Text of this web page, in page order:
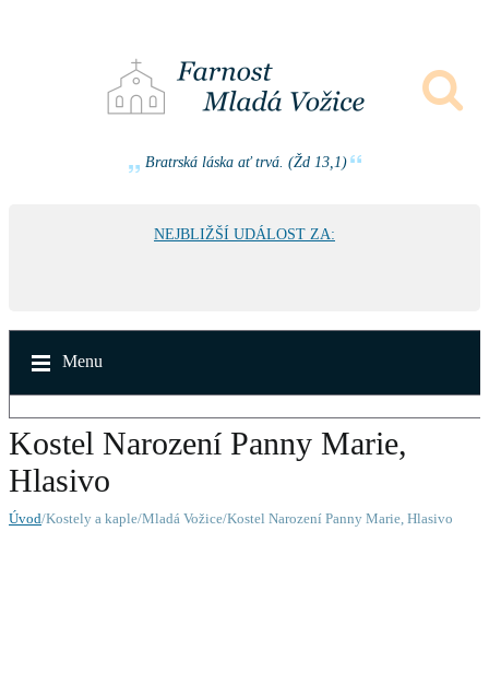
Bratrská láska ať trvá. (Žd 13,1)
NEJBLIŽŠÍ UDÁLOST ZA:
Menu
Kostel Narození Panny Marie,
Hlasivo
Úvod/Kostely a kaple/Mladá Vožice/Kostel Narození Panny Marie, Hlasivo